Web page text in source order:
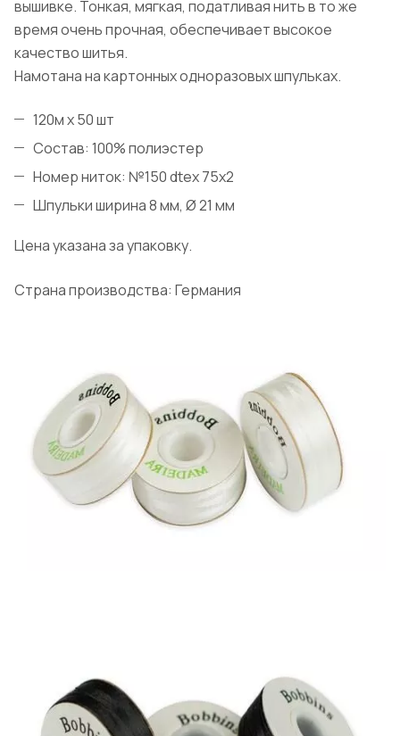
вышивке. Тонкая, мягкая, податливая нить в то же
время очень прочная, обеспечивает высокое
качество шитья.
Намотана на картонных одноразовых шпульках.
120м х 50 шт
Состав: 100% полиэстер
Номер ниток: №150 dtex 75x2
Шпульки ширина 8 мм, Ø 21 мм
Цена указана за упаковку.
Страна производства: Германия